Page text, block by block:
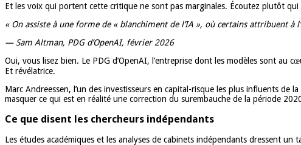
Et les voix qui portent cette critique ne sont pas marginales. Écoutez plutôt
« On assiste à une forme de « blanchiment de l’IA », où certains attribuent
— Sam Altman, PDG d’OpenAI, février 2026
Oui, vous lisez bien. Le PDG d’OpenAI, l’entreprise dont les modèles sont au
Et révélatrice.
Marc Andreessen, l’un des investisseurs en capital-risque les plus influents de
masquer ce qui est en réalité une correction du surembauche de la période
Ce que disent les chercheurs indépendants
Les études académiques et les analyses de cabinets indépendants dressent